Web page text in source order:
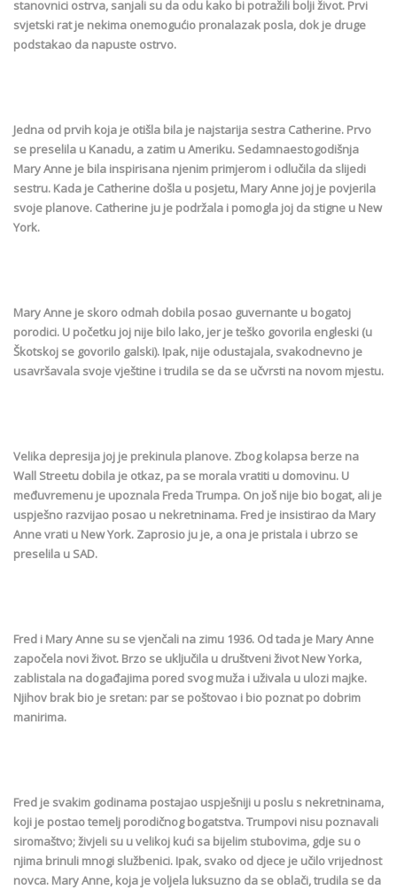
stanovnici ostrva, sanjali su da odu kako bi potražili bolji život. Prvi
svjetski rat je nekima onemogućio pronalazak posla, dok je druge
podstakao da napuste ostrvo.
Jedna od prvih koja je otišla bila je najstarija sestra Catherine. Prvo
se preselila u Kanadu, a zatim u Ameriku. Sedamnaestogodišnja
Mary Anne je bila inspirisana njenim primjerom i odlučila da slijedi
sestru. Kada je Catherine došla u posjetu, Mary Anne joj je povjerila
svoje planove. Catherine ju je podržala i pomogla joj da stigne u New
York.
Mary Anne je skoro odmah dobila posao guvernante u bogatoj
porodici. U početku joj nije bilo lako, jer je teško govorila engleski (u
Škotskoj se govorilo galski). Ipak, nije odustajala, svakodnevno je
usavršavala svoje vještine i trudila se da se učvrsti na novom mjestu.
Velika depresija joj je prekinula planove. Zbog kolapsa berze na
Wall Streetu dobila je otkaz, pa se morala vratiti u domovinu. U
međuvremenu je upoznala Freda Trumpa. On još nije bio bogat, ali je
uspješno razvijao posao u nekretninama. Fred je insistirao da Mary
Anne vrati u New York. Zaprosio ju je, a ona je pristala i ubrzo se
preselila u SAD.
Fred i Mary Anne su se vjenčali na zimu 1936. Od tada je Mary Anne
započela novi život. Brzo se uključila u društveni život New Yorka,
zablistala na događajima pored svog muža i uživala u ulozi majke.
Njihov brak bio je sretan: par se poštovao i bio poznat po dobrim
manirima.
Fred je svakim godinama postajao uspješniji u poslu s nekretninama,
koji je postao temelj porodičnog bogatstva. Trumpovi nisu poznavali
siromaštvo; živjeli su u velikoj kući sa bijelim stubovima, gdje su o
njima brinuli mnogi službenici. Ipak, svako od djece je učilo vrijednost
novca. Mary Anne, koja je voljela luksuzno da se oblači, trudila se da